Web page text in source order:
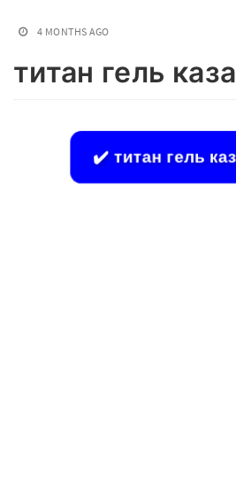
4 MONTHS AGO
титан гель
✔️ титан гель